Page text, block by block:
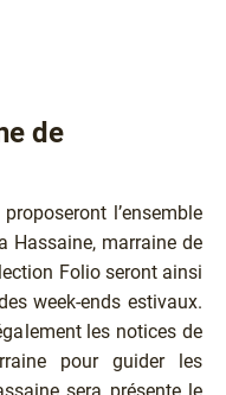
de
l’ensemble
Hassaine, marraine de
Folio seront ainsi
week-ends estivaux.
les notices de
pour guider les